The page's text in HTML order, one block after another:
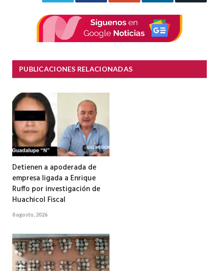
PUBLICACIONES RELACIONADAS
Detienen a apoderada de
empresa ligada a Enrique
Ruffo por investigación de
Huachicol Fiscal
8 agosto, 2026